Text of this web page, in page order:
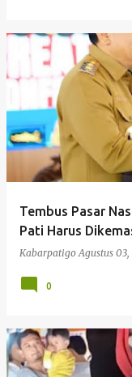
Tembus Pasar
Pati Harus
Kabarpatigo Agustus
0